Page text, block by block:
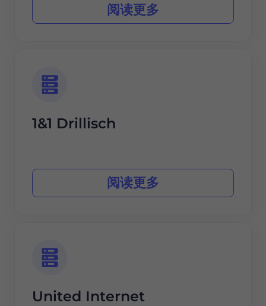
阅读更多
1&1 Drillisch
阅读更多
United Internet